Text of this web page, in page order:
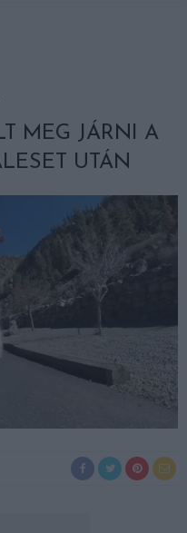
MEG JÁRNI A
UTÁN